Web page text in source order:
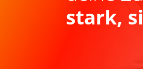
stark,